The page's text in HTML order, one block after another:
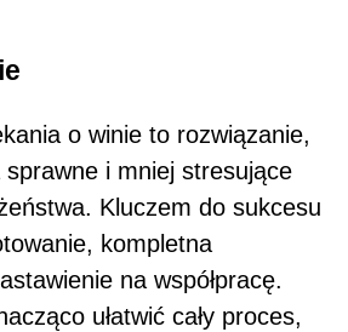
o winie to rozwiązanie,
sprawne i mniej stresujące
Kluczem do sukcesu
kompletna
na współpracę.
ułatwić cały proces,